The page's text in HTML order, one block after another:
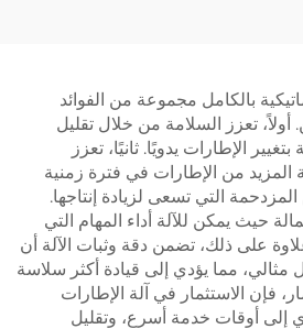
بالكامل مجموعة من الفوائد
أولاً، تعزز السلامة من خلال تقليل
الإطارات يدويًا. ثانيًا، تعزز
المزيد من الإطارات في فترة زمنية
التي تسعى لزيادة إنتاجها.
حيث يمكن للآلة أداء المهام التي
على ذلك، تضمن دقة وثبات الآلة أن
مما يؤدي إلى قيادة أكثر سلاسة
فإن الاستثمار في آلة الإطارات
إلى أوقات خدمة أسرع، وتقليل